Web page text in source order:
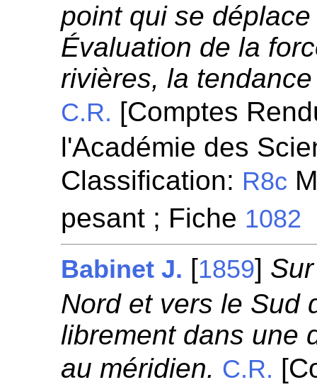
point qui se
Évaluation de la
rivières, la
C.R. [Comptes
l'Académie des
Classification: R8c
pesant ; Fiche 1082
Babinet J. [1859]
Nord et vers le Sud
librement dans une
au méridien. C.R.